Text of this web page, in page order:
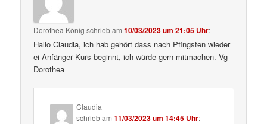
Dorothea König schriebam10/03/2023 um 21:05 Uhr:
Hallo Claudia, ich hab gehört dass nach Pfingsten wieder
ei Anfänger Kurs beginnt, ich würde gern mitmachen. Vg
Dorothea
Claudia
schriebam11/03/2023 um 14:45 Uhr: